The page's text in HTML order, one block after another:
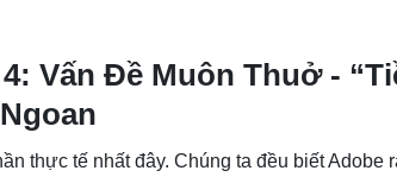
Vấn Đề Muôn Thuở -
thực tế nhất đây. Chúng ta đều biết